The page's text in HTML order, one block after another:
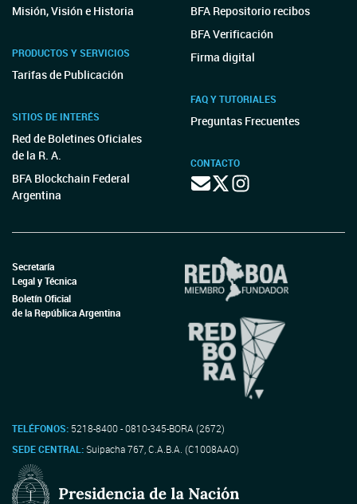
Misión, Visión e Historia
PRODUCTOS Y SERVICIOS
Tarifas de Publicación
SITIOS DE INTERÉS
Red de Boletines Oficiales
de la R. A.
BFA Blockchain Federal
Argentina
BFA Repositorio recibos
BFA Verificación
Firma digital
FAQ Y TUTORIALES
Preguntas Frecuentes
CONTACTO
Secretaría
Legal y Técnica
Boletín Oficial
de la República Argentina
TELÉFONOS: 5218-8400 - 0810-345-BORA (2672)
SEDE CENTRAL:Suipacha 767, C.A.B.A. (C1008AAO)